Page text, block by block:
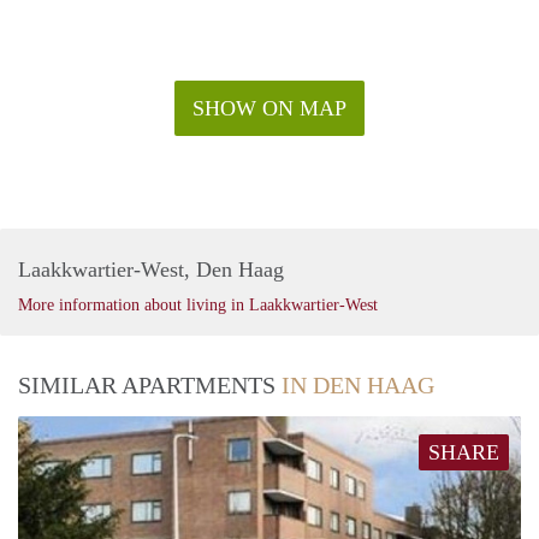
SHELL, KPN, TechMahindra ed.
SHOW ON MAP
Laakkwartier-West, Den Haag
More information about living in Laakkwartier-West
SIMILAR APARTMENTS IN DEN HAAG
SHARE